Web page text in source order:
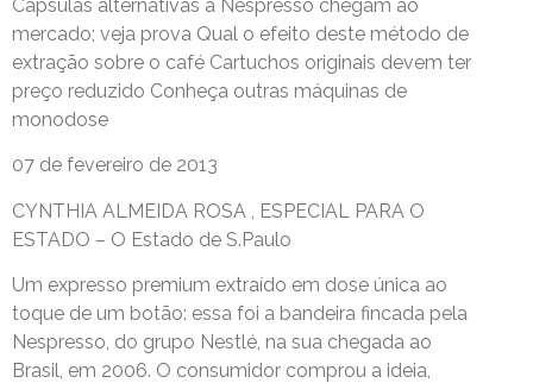
Cápsulas alternativas à Nespresso chegam ao
mercado; veja prova Qual o efeito deste método de
extração sobre o café Cartuchos originais devem ter
preço reduzido Conheça outras máquinas de
monodose
07 de fevereiro de 2013
CYNTHIA ALMEIDA ROSA , ESPECIAL PARA O
ESTADO – O Estado de S.Paulo
Um expresso premium extraído em dose única ao
toque de um botão: essa foi a bandeira fincada pela
Nespresso, do grupo Nestlé, na sua chegada ao
Brasil, em 2006. O consumidor comprou a ideia,